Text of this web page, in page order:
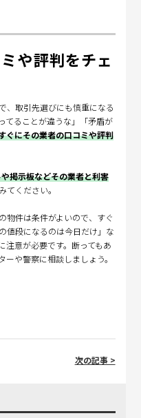
や評判をチェ
、取引先選びにも慎重になる
てることが違うな」「矛盾が
ぐにその業者の口コミや評判
掲示板などその業者と利害
みてください。
物件は条件がよいので、すぐ
値段になるのは今日だけ」な
注意が必要です。断ってもあ
や警察に相談しましょう。
次の記事 >